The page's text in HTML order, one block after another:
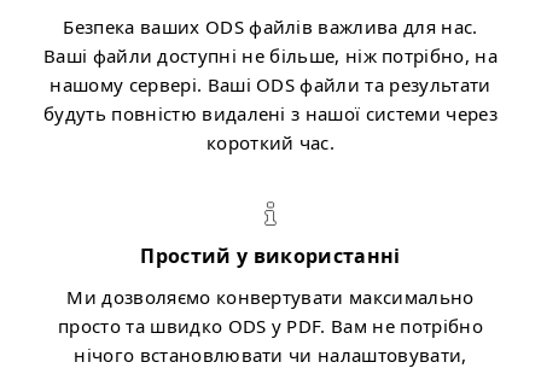
Безпека ваших ODS файлів важлива для нас.
Ваші файли доступні не більше, ніж потрібно, на
нашому сервері. Ваші ODS файли та результати
будуть повністю видалені з нашої системи через
короткий час.
Простий у використанні
Ми дозволяємо конвертувати максимально
просто та швидко ODS у PDF. Вам не потрібно
нічого встановлювати чи налаштовувати,